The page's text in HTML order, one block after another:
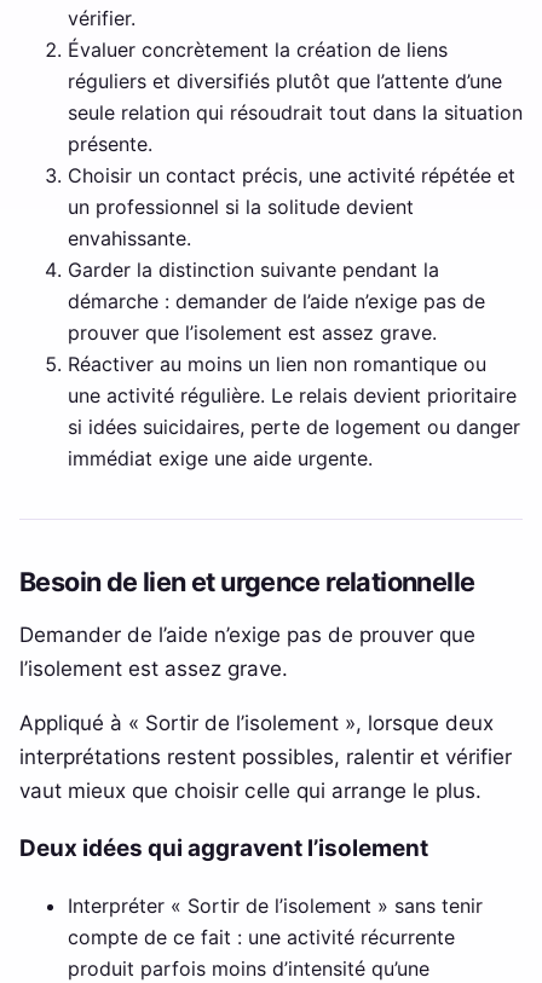
vérifier.
Évaluer concrètement la création de liens
réguliers et diversifiés plutôt que l’attente d’une
seule relation qui résoudrait tout dans la situation
présente.
Choisir un contact précis, une activité répétée et
un professionnel si la solitude devient
envahissante.
Garder la distinction suivante pendant la
démarche : demander de l’aide n’exige pas de
prouver que l’isolement est assez grave.
Réactiver au moins un lien non romantique ou
une activité régulière. Le relais devient prioritaire
si idées suicidaires, perte de logement ou danger
immédiat exige une aide urgente.
Besoin de lien et urgence relationnelle
Demander de l’aide n’exige pas de prouver que
l’isolement est assez grave.
Appliqué à « Sortir de l’isolement », lorsque deux
interprétations restent possibles, ralentir et vérifier
vaut mieux que choisir celle qui arrange le plus.
Deux idées qui aggravent l’isolement
Interpréter « Sortir de l’isolement » sans tenir
compte de ce fait : une activité récurrente
produit parfois moins d’intensité qu’une